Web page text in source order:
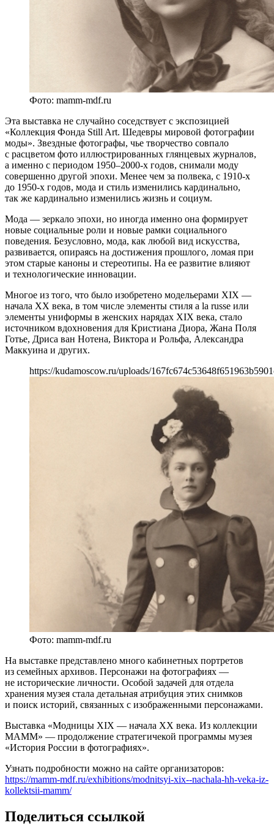
Фото: mamm-mdf.ru
Эта выставка не случайно соседствует с экспозицией
«Коллекция Фонда Still Art. Шедевры мировой фотографии
моды». Звездные фотографы, чье творчество совпало
с расцветом фото иллюстрированных глянцевых журналов,
а именно с периодом 1950–2000-х годов, снимали моду
совершенно другой эпохи. Менее чем за полвека, с 1910-х
до 1950-х годов, мода и стиль изменились кардинально,
так же кардинально изменились жизнь и социум.
Мода — зеркало эпохи, но иногда именно она формирует
новые социальные роли и новые рамки социального
поведения. Безусловно, мода, как любой вид искусства,
развивается, опираясь на достижения прошлого, ломая при
этом старые каноны и стереотипы. На ее развитие влияют
и технологические инновации.
Многое из того, что было изобретено модельерами XIX —
начала ХХ века, в том числе элементы стиля a la russe или
элементы униформы в женских нарядах XIX века, стало
источником вдохновения для Кристиана Диора, Жана Поля
Готье, Дриса ван Нотена, Виктора и Рольфа, Александра
Маккуина и других.
https://kudamoscow.ru/uploads/
Фото: mamm-mdf.ru
На выставке представлено много кабинетных портретов
из семейных архивов. Персонажи на фотографиях —
не исторические личности. Особой задачей для отдела
хранения музея стала детальная атрибуция этих снимков
и поиск историй, связанных с изображенными персонажами.
Выставка «Модницы XIX — начала ХХ века. Из коллекции
МАММ» — продолжение стратегичекой программы музея
«История России в фотографиях».
Узнать подробности можно на сайте организаторов:
https://mamm-mdf.ru/exhibitions/modnitsyi-xix--nachala-hh-veka-iz-
kollektsii-mamm/
Поделиться ссылкой